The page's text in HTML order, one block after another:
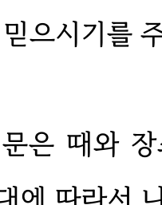
으시기를
은 때와